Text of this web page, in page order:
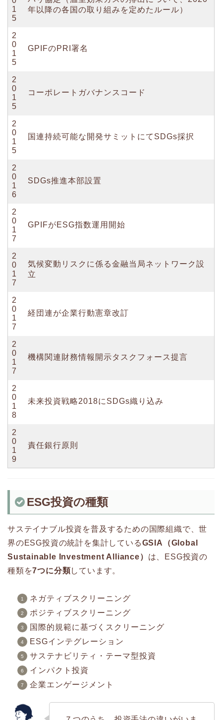
1
5
年以降の各国の取り組みを定めたルール）
2
0
1
5
GPIFのPRI署名
2
0
1
5
コーポレートガバナンスコード
2
0
1
5
国連持続可能な開発サミットにてSDGs採択
2
0
1
6
SDGs推進本部設置
2
0
1
7
GPIFがESG指数運用開始
2
0
1
7
気候変動リスクに係る金融当局ネットワーク設
立
2
0
1
7
経団連が企業行動憲章改訂
2
0
1
7
機構関連財務情報開示タスクフォース提言
2
0
1
8
未来投資戦略2018にSDGs織り込み
2
0
1
9
責任銀行原則
ESG投資の種類
サステイナブル投資を普及するための国際組織で、世
界のESG投資の統計を集計しているGSIA（Global
Sustainable Investment Alliance） は、ESG投資の
種類を7つに分類しています。
ネガティブスクリーニング
ポジティブスクリーニング
国際的規範に基づくスクリーニング
ESGインテグレーション
サステナビリティ・テーマ型投資
インパクト投資
企業エンゲージメント